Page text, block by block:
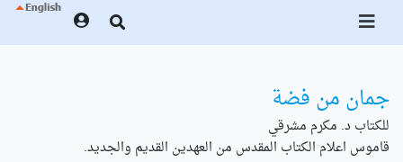
جمان من فضة
للكتاب د. مكرم مشرقي
قاموس اعلام الكتاب المقدس من العهدين القديم والجديد.